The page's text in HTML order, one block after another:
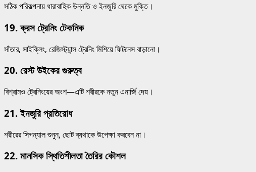
সঠিক পরিকল্পনায় ধারাবাহিক উন্নতি ও ইনজুরি থেকে মুক্তি।
19.ক্রস ট্রেনিং টেকনিক
সাঁতার, সাইক্লিং, রেজিস্ট্যান্স ট্রেনিং মিশিয়ে ফিটনেস বাড়ানো।
20. রেস্ট উইকের গুরুত্ব
বিশ্রামও ট্রেনিংয়ের অংশ—এটি শরীরকে নতুন এনার্জি দেয়।
21.ইনজুরি প্রতিরোধ
শরীরের সিগন্যাল শুনুন, ছোট ব্যথাকে উপেক্ষা করবেন না।
22. মানসিক স্থিতিশীলতা তৈরির কৌশল